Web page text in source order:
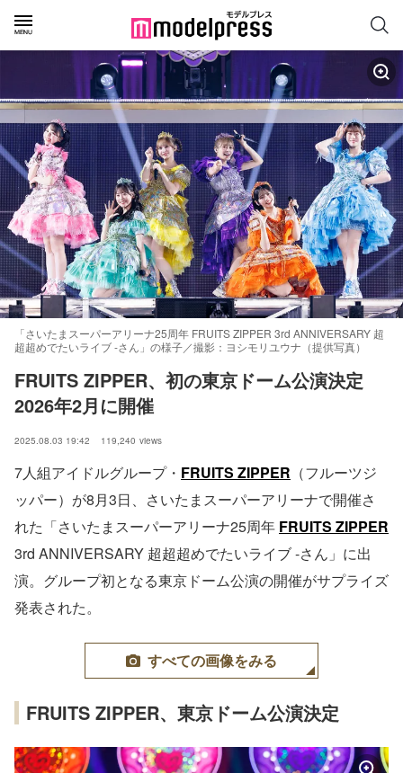
「さいたまスーパーアリーナ25周年 FRUITS ZIPPER 3rd ANNIVERSARY 超
超超めでたいライブ -さん」の様子／撮影：ヨシモリユウナ（提供写真）
FRUITS ZIPPER、初の東京ドーム公演決定
2026年2月に開催
2025.08.03 19:42 119,240 views
7人組アイドルグループ・ FRUITS ZIPPER （フルーツジ
ッパー）が8月3日、さいたまスーパーアリーナで開催さ
れた「さいたまスーパーアリーナ25周年 FRUITS ZIPPER
3rd ANNIVERSARY 超超超めでたいライブ -さん」に出
演。グループ初となる東京ドーム公演の開催がサプライズ
発表された。
すべての画像をみる
FRUITS ZIPPER、東京ドーム公演決定